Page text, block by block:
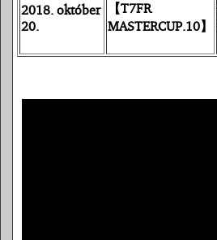
2018. október
20.
【T7FR
MASTERCUP.10】